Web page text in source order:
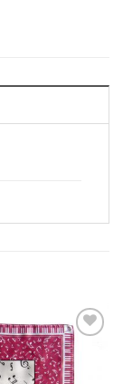
Zu
Wunschliste
hinzufügen